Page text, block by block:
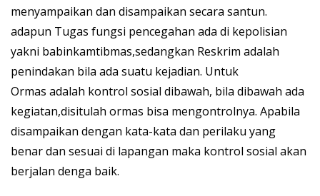
menyampaikan dan disampaikan secara santun.
adapun Tugas fungsi pencegahan ada di kepolisian
yakni babinkamtibmas,sedangkan Reskrim adalah
penindakan bila ada suatu kejadian. Untuk
Ormas adalah kontrol sosial dibawah, bila dibawah ada
kegiatan,disitulah ormas bisa mengontrolnya. Apabila
disampaikan dengan kata-kata dan perilaku yang
benar dan sesuai di lapangan maka kontrol sosial akan
berjalan denga baik.